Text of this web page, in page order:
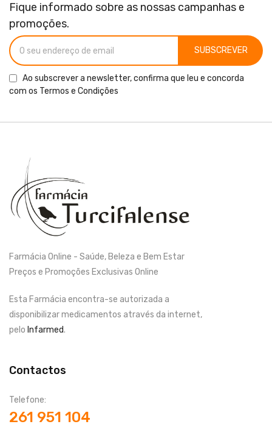
Fique informado sobre as nossas campanhas e
promoções.
SUBSCREVER
Ao subscrever a newsletter, confirma que leu e concorda
com os Termos e Condições
Farmácia Online - Saúde, Beleza e Bem Estar
Preços e Promoções Exclusivas Online
Esta Farmácia encontra-se autorizada a
disponibilizar medicamentos através da internet,
pelo Infarmed.
Contactos
Telefone:
261 951 104